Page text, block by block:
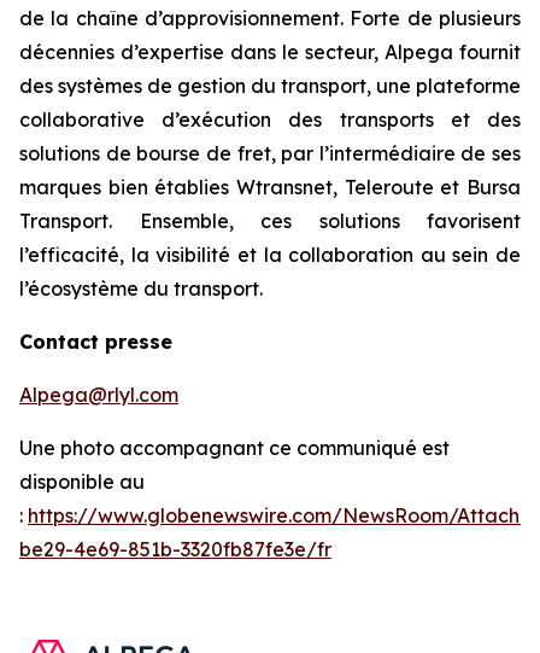
de la chaîne d’approvisionnement. Forte de plusieurs
décennies d’expertise dans le secteur, Alpega fournit
des systèmes de gestion du transport, une plateforme
collaborative d’exécution des transports et des
solutions de bourse de fret, par l’intermédiaire de ses
marques bien établies Wtransnet, Teleroute et Bursa
Transport. Ensemble, ces solutions favorisent
l’efficacité, la visibilité et la collaboration au sein de
l’écosystème du transport.
Contact presse
Alpega@rlyl.com
Une photo accompagnant ce communiqué est
disponible au
: https://www.globenewswire.com/NewsRoom/
be29-4e69-851b-3320fb87fe3e/fr